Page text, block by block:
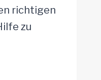
richtigen
zu